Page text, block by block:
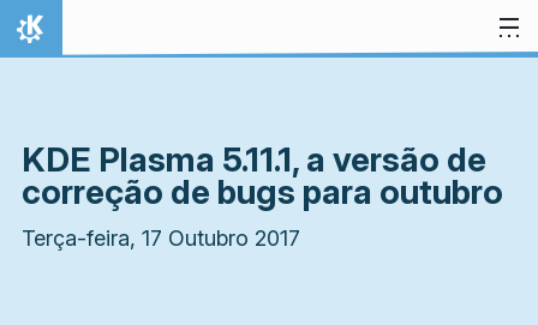
Ir para o conteúdo
Início
KDE Plasma 5.11.1, a versão de
correção de bugs para outubro
Terça-feira, 17 Outubro 2017